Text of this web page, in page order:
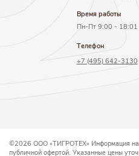
Время работы
Пн-Пт 9:00 - 18:01
Телефон
+7 (495) 642-3130
©2026 ООО «ТИГРОТЕХ» Информация на
публичной офертой. Указанные цены